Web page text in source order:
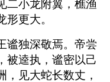
二小龙附翼，樵渔
更大。
谧独深敬焉。帝尝
被逵执，谧密以己
见大蛇长数丈，